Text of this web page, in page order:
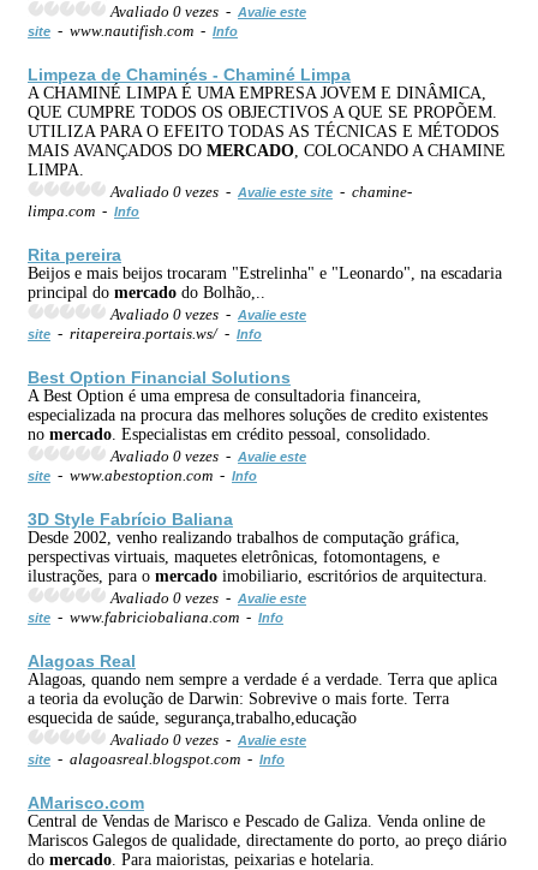
Avaliado 0 vezes - Avalie este
site - www.nautifish.com - Info
Limpeza de Chaminés - Chaminé Limpa
A CHAMINÉ LIMPA É UMA EMPRESA JOVEM E DINÂMICA,
QUE CUMPRE TODOS OS OBJECTIVOS A QUE SE PROPÕEM.
UTILIZA PARA O EFEITO TODAS AS TÉCNICAS E MÉTODOS
MAIS AVANÇADOS DO MERCADO , COLOCANDO A CHAMINE
LIMPA.
Avaliado 0 vezes - Avalie este site - chamine-
limpa.com - Info
Rita pereira
Beijos e mais beijos trocaram "Estrelinha" e "Leonardo", na escadaria
principal do mercado do Bolhão,..
Avaliado 0 vezes - Avalie este
site - ritapereira.portais.ws/ - Info
Best Option Financial Solutions
A Best Option é uma empresa de consultadoria financeira,
especializada na procura das melhores soluções de credito existentes
no mercado . Especialistas em crédito pessoal, consolidado.
Avaliado 0 vezes - Avalie este
site - www.abestoption.com - Info
3D Style Fabrício Baliana
Desde 2002, venho realizando trabalhos de computação gráfica,
perspectivas virtuais, maquetes eletrônicas, fotomontagens, e
ilustrações, para o mercado imobiliario, escritórios de arquitectura.
Avaliado 0 vezes - Avalie este
site - www.fabriciobaliana.com - Info
Alagoas Real
Alagoas, quando nem sempre a verdade é a verdade. Terra que aplica
a teoria da evolução de Darwin: Sobrevive o mais forte. Terra
esquecida de saúde, segurança,trabalho,educação
Avaliado 0 vezes - Avalie este
site - alagoasreal.blogspot.com - Info
AMarisco.com
Central de Vendas de Marisco e Pescado de Galiza. Venda online de
Mariscos Galegos de qualidade, directamente do porto, ao preço diário
do mercado . Para maioristas, peixarias e hotelaria.